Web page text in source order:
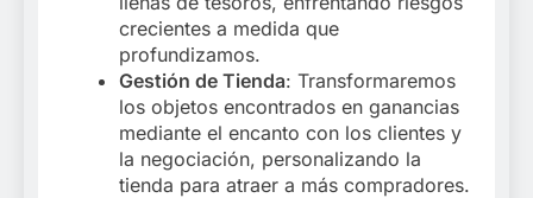
crecientes a medida que
profundizamos.
Gestión de Tienda: Transformaremos
los objetos encontrados en ganancias
mediante el encanto con los clientes y
la negociación, personalizando la
tienda para atraer a más compradores.